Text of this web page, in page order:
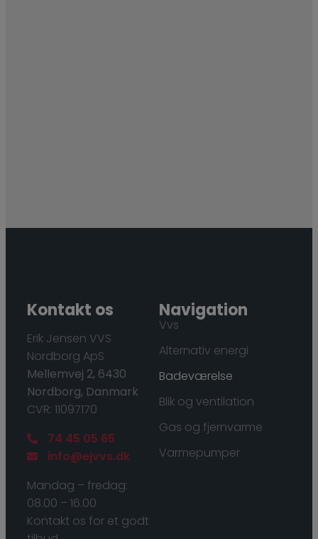
Navigation
Vvs
Alternativ energi
Badeværelse
Blik og ventilation
Gas og fjernvarme
Varmepumper
Kontakt os
​Erik Jensen VVS
Nordborg ApS
Mellemvej 2, 6430
Nordborg, Danmark
CVR: 11097170
74 45 05 65
info@ejvvs.dk
Mandag – fredag:
08.00 – 16.00
Kontakt os for et godt